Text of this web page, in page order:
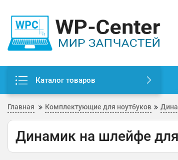
Каталог товаров
Главная Комплектующие для ноутбуков
Динамик на шлейфе для